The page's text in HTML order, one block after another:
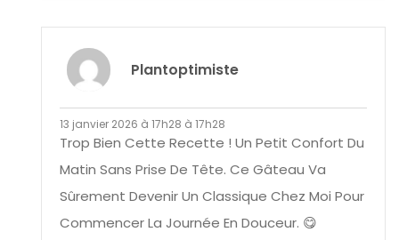
Plantoptimiste
13 janvier 2026 à 17h28 à 17h28
Trop Bien Cette Recette ! Un Petit Confort Du
Matin Sans Prise De Tête. Ce Gâteau Va
Sûrement Devenir Un Classique Chez Moi Pour
Commencer La Journée En Douceur. 😋